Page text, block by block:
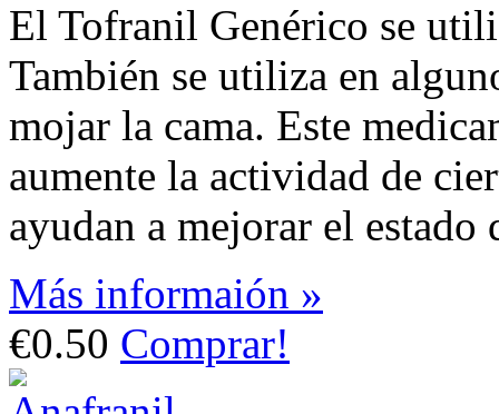
El Tofranil Genérico se
También se utiliza en
mojar la cama. Este
aumente la actividad de
ayudan a mejorar el estado
Más informaión »
€0.50 Comprar!